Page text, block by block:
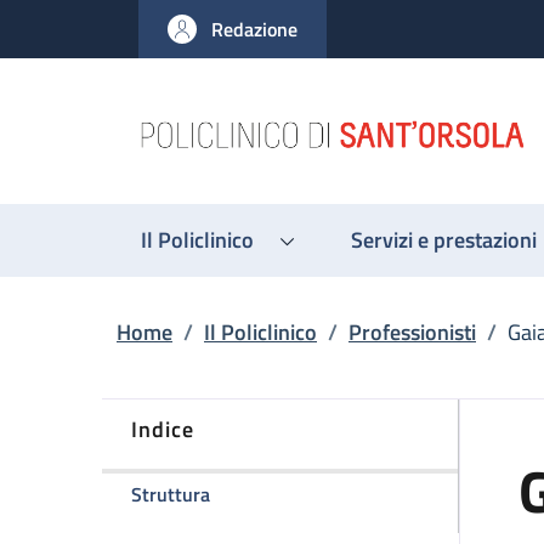
al contenuto principale
to footer content
Redazione
Il Policlinico Servizi e prestazioni
Briciole di pane
Home / Il Policlinico / Professionisti /
Indice
Strutturadella pagina Gaia Musumeci